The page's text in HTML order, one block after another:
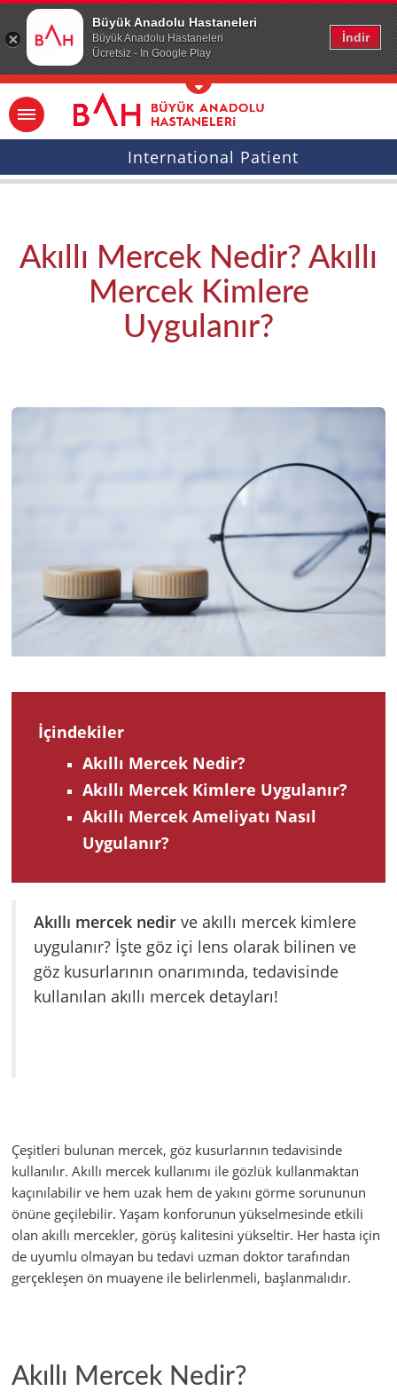
Büyük Anadolu Hastaneleri
Büyük Anadolu Hastaneleri
Ücretsiz - In Google Play
İndir
Ana icerige atla
International Patient
Akıllı Mercek Nedir? Akıllı
Mercek Kimlere
Uygulanır?
2025
İçindekiler
Akıllı Mercek Nedir?
Akıllı Mercek Kimlere Uygulanır?
Akıllı Mercek Ameliyatı Nasıl
Uygulanır?
Akıllı mercek nedir ve akıllı mercek kimlere
uygulanır? İşte göz içi lens olarak bilinen ve
göz kusurlarının onarımında, tedavisinde
kullanılan akıllı mercek detayları!
Çeşitleri bulunan mercek, göz kusurlarının tedavisinde
kullanılır. Akıllı mercek kullanımı ile gözlük kullanmaktan
kaçınılabilir ve hem uzak hem de yakını görme sorununun
önüne geçilebilir. Yaşam konforunun yükselmesinde etkili
olan akıllı mercekler, görüş kalitesini yükseltir. Her hasta için
de uyumlu olmayan bu tedavi uzman doktor tarafından
gerçekleşen ön muayene ile belirlenmeli, başlanmalıdır.
Akıllı Mercek Nedir?